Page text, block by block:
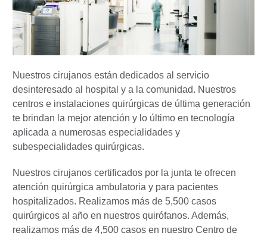
Nuestros cirujanos están dedicados al servicio
desinteresado al hospital y a la comunidad. Nuestros
centros e instalaciones quirúrgicas de última generación
te brindan la mejor atención y lo último en tecnología
aplicada a numerosas especialidades y
subespecialidades quirúrgicas.
Nuestros cirujanos certificados por la junta te ofrecen
atención quirúrgica ambulatoria y para pacientes
hospitalizados. Realizamos más de 5,500 casos
quirúrgicos al año en nuestros quirófanos. Además,
realizamos más de 4,500 casos en nuestro Centro de